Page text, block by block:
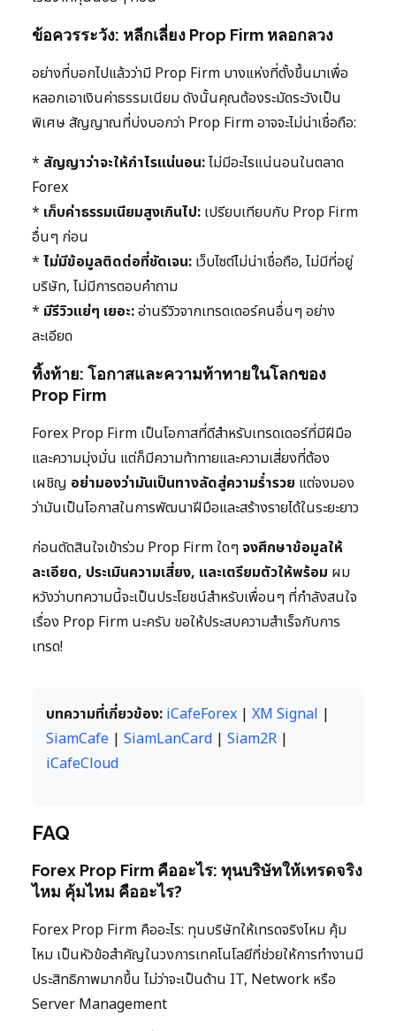
ข้อควรระวัง: หลีกเลี่ยง Prop Firm หลอกลวง
อย่างที่บอกไปแล้วว่ามี Prop Firm บางแห่งที่ตั้งขึ้นมาเพื่อ
หลอกเอาเงินค่าธรรมเนียม ดังนั้นคุณต้องระมัดระวังเป็น
พิเศษ สัญญาณที่บ่งบอกว่า Prop Firm อาจจะไม่น่าเชื่อถือ:
* สัญญาว่าจะให้กำไรแน่นอน:ไม่มีอะไรแน่นอนในตลาด
Forex
* เก็บค่าธรรมเนียมสูงเกินไป: เปรียบเทียบกับ Prop Firm
อื่นๆ ก่อน
* ไม่มีข้อมูลติดต่อที่ชัดเจน: เว็บไซต์ไม่น่าเชื่อถือ, ไม่มีที่อยู่
บริษัท, ไม่มีการตอบคำถาม
* มีรีวิวแย่ๆ เยอะ:อ่านรีวิวจากเทรดเดอร์คนอื่นๆ อย่าง
ละเอียด
ทิ้งท้าย: โอกาสและความท้าทายในโลกของ
Prop Firm
Forex Prop Firm เป็นโอกาสที่ดีสำหรับเทรดเดอร์ที่มีฝีมือ
และความมุ่งมั่น แต่ก็มีความท้าทายและความเสี่ยงที่ต้อง
เผชิญ อย่ามองว่ามันเป็นทางลัดสู่ความร่ำรวย แต่จงมอง
ว่ามันเป็นโอกาสในการพัฒนาฝีมือและสร้างรายได้ในระยะยาว
ก่อนตัดสินใจเข้าร่วม Prop Firm ใดๆ จงศึกษาข้อมูลให้
ละเอียด, ประเมินความเสี่ยง, และเตรียมตัวให้พร้อม ผม
หวังว่าบทความนี้จะเป็นประโยชน์สำหรับเพื่อนๆ ที่กำลังสนใจ
เรื่อง Prop Firm นะครับ ขอให้ประสบความสำเร็จกับการ
เทรด!
บทความที่เกี่ยวข้อง: iCafeForex | XM Signal |
SiamCafe | SiamLanCard | Siam2R |
iCafeCloud
FAQ
Forex Prop Firm คืออะไร: ทุนบริษัทให้เทรดจริง
ไหม คุ้มไหม คืออะไร?
Forex Prop Firm คืออะไร: ทุนบริษัทให้เทรดจริงไหม คุ้ม
ไหม เป็นหัวข้อสำคัญในวงการเทคโนโลยีที่ช่วยให้การทำงานมี
ประสิทธิภาพมากขึ้น ไม่ว่าจะเป็นด้าน IT, Network หรือ
Server Management